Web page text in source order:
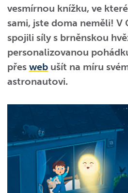
vesmírnou knížku, ve
sami, jste doma neměli! V
spojili síly s brněnskou
personalizovanou
přes web ušít na míru
astronautovi.